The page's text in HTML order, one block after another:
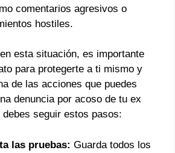
comentarios agresivos o
hostiles.
esta situación, es importante
para protegerte a ti mismo y
de las acciones que puedes
denuncia por acoso de tu ex
seguir estos pasos:
las pruebas: Guarda todos los